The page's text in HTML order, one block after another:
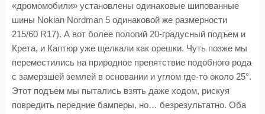
«дромомобили» установлены одинаковые шипованные
шины Nokian Nordman 5 одинаковой же размерности
215/60 R17). А вот более пологий 20-градусный подъем и
Крета, и Каптюр уже щелкали как орешки. Чуть позже мы
переместились на природное препятствие подобного рода
с замерзшей землей в основании и углом где-то около 25°.
Этот подъем мы пытались взять даже ходом, рискуя
повредить передние бамперы, но… безрезультатно. Оба